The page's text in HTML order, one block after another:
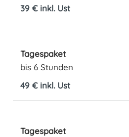
39€ inkl. Ust
Tagespaket
bis 6 Stunden
49 € inkl. Ust
Tagespaket